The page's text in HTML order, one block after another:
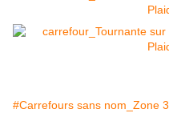
#Carrefours sans nom_Zone 3